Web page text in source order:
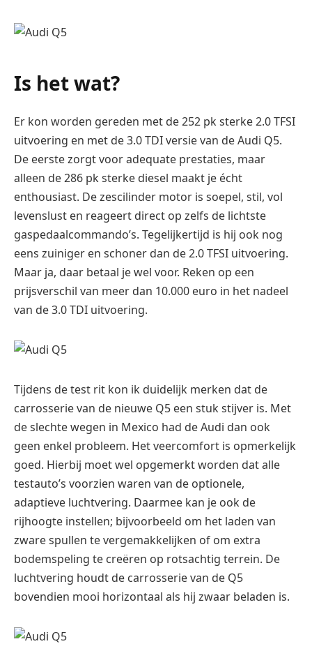
Is het wat?
Er kon worden gereden met de 252 pk sterke 2.0 TFSI
uitvoering en met de 3.0 TDI versie van de Audi Q5.
De eerste zorgt voor adequate prestaties, maar
alleen de 286 pk sterke diesel maakt je écht
enthousiast. De zescilinder motor is soepel, stil, vol
levenslust en reageert direct op zelfs de lichtste
gaspedaalcommando’s. Tegelijkertijd is hij ook nog
eens zuiniger en schoner dan de 2.0 TFSI uitvoering.
Maar ja, daar betaal je wel voor. Reken op een
prijsverschil van meer dan 10.000 euro in het nadeel
van de 3.0 TDI uitvoering.
Tijdens de test rit kon ik duidelijk merken dat de
carrosserie van de nieuwe Q5 een stuk stijver is. Met
de slechte wegen in Mexico had de Audi dan ook
geen enkel probleem. Het veercomfort is opmerkelijk
goed. Hierbij moet wel opgemerkt worden dat alle
testauto’s voorzien waren van de optionele,
adaptieve luchtvering. Daarmee kan je ook de
rijhoogte instellen; bijvoorbeeld om het laden van
zware spullen te vergemakkelijken of om extra
bodemspeling te creëren op rotsachtig terrein. De
luchtvering houdt de carrosserie van de Q5
bovendien mooi horizontaal als hij zwaar beladen is.